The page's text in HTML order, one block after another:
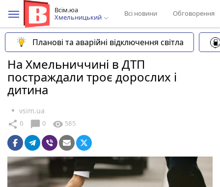
Всім.юа
Хмельницький
Всі новини Обговорення
Планові та аварійні відключення світла
На Хмельниччині в ДТП
постраждали троє дорослих і
дитина
vsim.ua
share 0 chat_bubble 0 visibility 585